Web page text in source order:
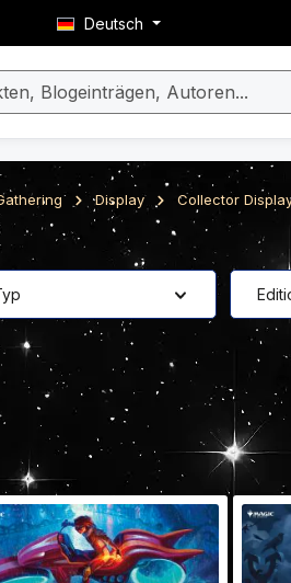
Deutsch
Display Collector